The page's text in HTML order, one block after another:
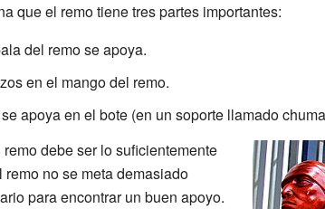
que el remo tiene tres partes importantes:
del remo se apoya.
en el mango del remo.
apoya en el bote (en un soporte llamado
debe ser lo suficientemente
no se meta demasiado
para encontrar un buen apoyo.